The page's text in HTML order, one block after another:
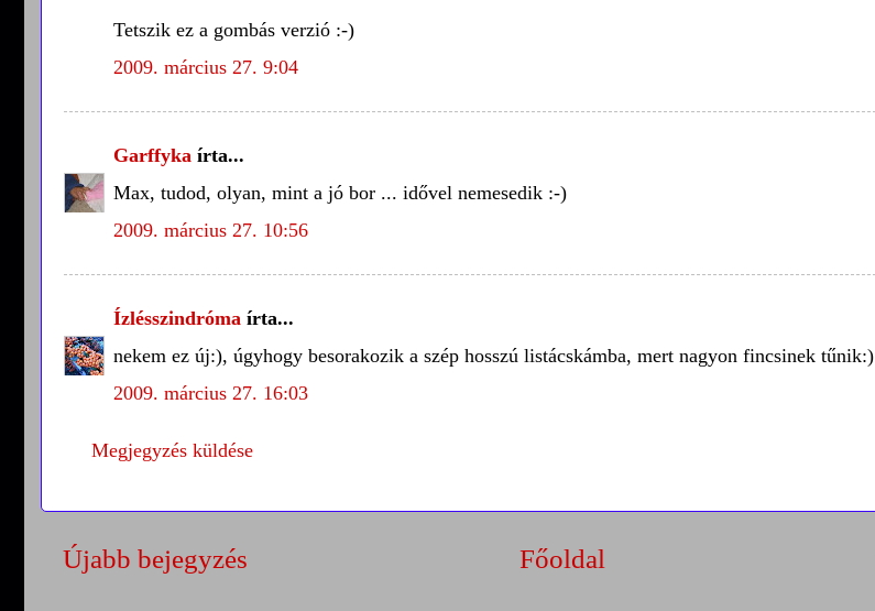
Tetszik ez a gombás verzió :-)
2009. március 27. 9:04
Garffyka írta...
Max, tudod, olyan, mint a jó bor ... idővel nemesedik :-)
2009. március 27. 10:56
Ízlésszindróma írta...
nekem ez új:), úgyhogy besorakozik a szép hosszú listácskámba, mert nagyon fincsinek tűnik:)
2009. március 27. 16:03
Megjegyzés küldése
Újabb bejegyzés Főoldal